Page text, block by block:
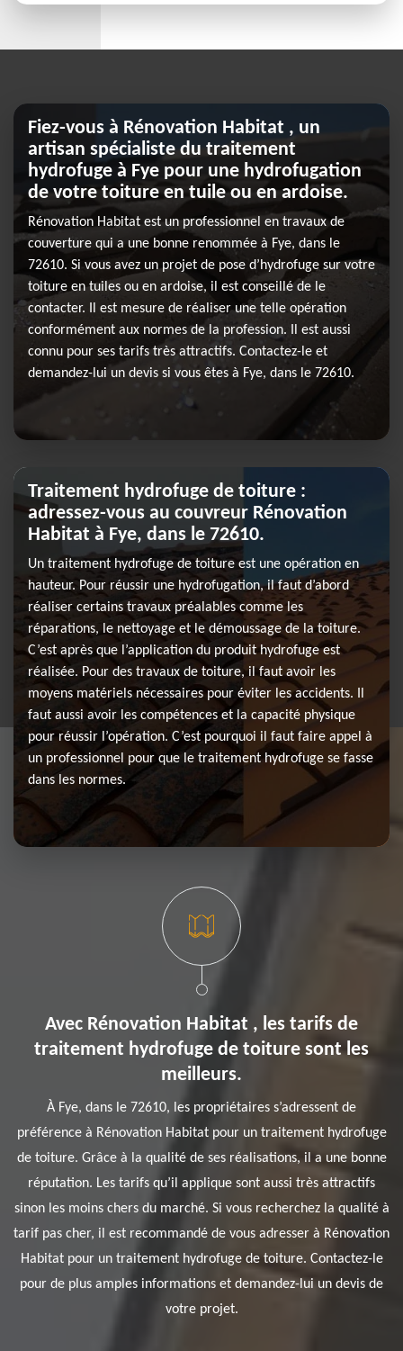
Fiez-vous à Rénovation Habitat , un
artisan spécialiste du traitement
hydrofuge à Fye pour une hydrofugation
de votre toiture en tuile ou en ardoise.
Rénovation Habitat est un professionnel en travaux de
couverture qui a une bonne renommée à Fye, dans le
72610. Si vous avez un projet de pose d’hydrofuge sur votre
toiture en tuiles ou en ardoise, il est conseillé de le
contacter. Il est mesure de réaliser une telle opération
conformément aux normes de la profession. Il est aussi
connu pour ses tarifs très attractifs. Contactez-le et
demandez-lui un devis si vous êtes à Fye, dans le 72610.
Traitement hydrofuge de toiture :
adressez-vous au couvreur Rénovation
Habitat à Fye, dans le 72610.
Un traitement hydrofuge de toiture est une opération en
hauteur. Pour réussir une hydrofugation, il faut d’abord
réaliser certains travaux préalables comme les
réparations, le nettoyage et le démoussage de la toiture.
C’est après que l’application du produit hydrofuge est
réalisée. Pour des travaux de toiture, il faut avoir les
moyens matériels nécessaires pour éviter les accidents. Il
faut aussi avoir les compétences et la capacité physique
pour réussir l’opération. C’est pourquoi il faut faire appel à
un professionnel pour que le traitement hydrofuge se fasse
dans les normes.
Avec Rénovation Habitat , les tarifs de
traitement hydrofuge de toiture sont les
meilleurs.
À Fye, dans le 72610, les propriétaires s’adressent de
préférence à Rénovation Habitat pour un traitement hydrofuge
de toiture. Grâce à la qualité de ses réalisations, il a une bonne
réputation. Les tarifs qu’il applique sont aussi très attractifs
sinon les moins chers du marché. Si vous recherchez la qualité à
tarif pas cher, il est recommandé de vous adresser à Rénovation
Habitat pour un traitement hydrofuge de toiture. Contactez-le
pour de plus amples informations et demandez-lui un devis de
votre projet.